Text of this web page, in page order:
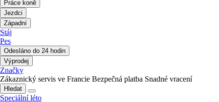
Práce koně
Jezdci
Západní
Stáj
Pes
Odesláno do 24 hodin
Výprodej
Značky
Zákaznický servis ve Francie Bezpečná platba Snadné vracení
Hledat
Speciální léto